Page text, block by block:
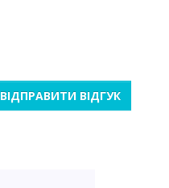
ВІДПРАВИТИ ВІДГУК